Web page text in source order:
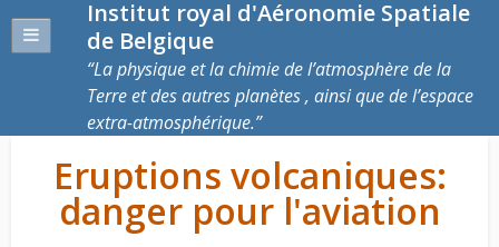
Institut royal d'Aéronomie Spatiale
de Belgique
La physique et la chimie de l’atmosphère de la
Terre et des autres planètes , ainsi que de l’espace
extra-atmosphérique.
Eruptions volcaniques:
danger pour l'aviation